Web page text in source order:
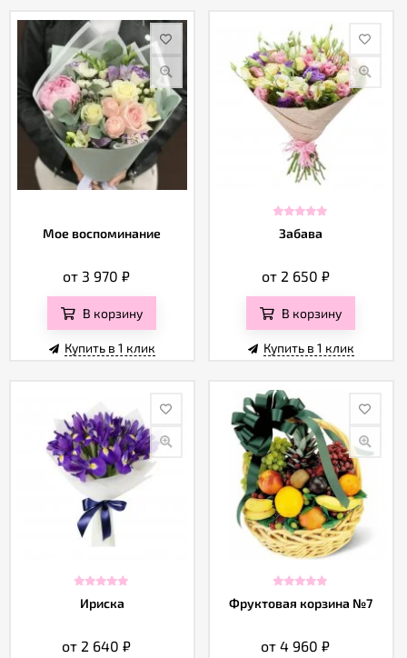
Мое воспоминание
от 3 970₽
В корзину
Купить в 1 клик
Забава
от 2 650 ₽
В корзину
Купить в 1 клик
Ириска
от 2 640₽
Фруктовая корзина №7
от 4 960₽